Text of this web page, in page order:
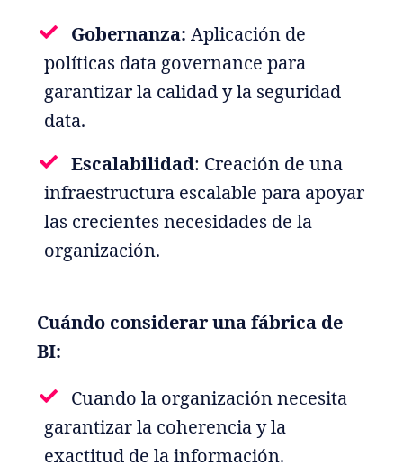
Gobernanza: Aplicación de
políticas data governance para
garantizar la calidad y la seguridad
data.
Escalabilidad: Creación de una
infraestructura escalable para apoyar
las crecientes necesidades de la
organización.
Cuándo considerar una fábrica de
BI:
Cuando la organización necesita
garantizar la coherencia y la
exactitud de la información.